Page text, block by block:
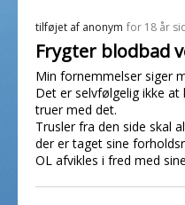
tilføjet af anonym for 18 år
Frygter blodbad
Min fornemmelser siger
Det er selvfølgelig ikke
truer med det.
Trusler fra den side skal
der er taget sine
OL afvikles i fred med